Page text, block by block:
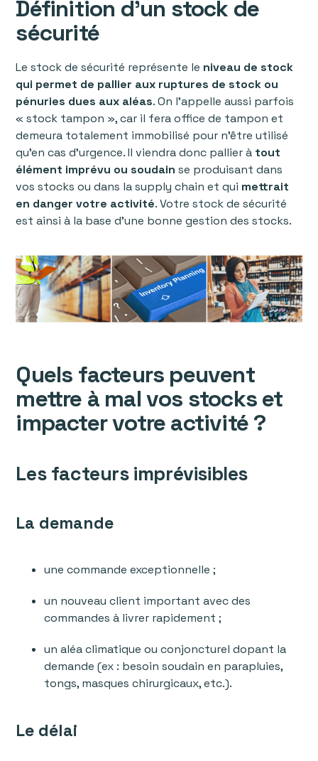
Définition d’un stock de
sécurité
Le stock de sécurité représente le niveau de stock
qui permet de pallier aux ruptures de stock ou
pénuries dues aux aléas. On l’appelle aussi parfois
« stock tampon », car il fera office de tampon et
demeura totalement immobilisé pour n’être utilisé
qu’en cas d’urgence. Il viendra donc pallier à tout
élément imprévu ou soudainse produisant dans
vos stocks ou dans la supply chain et qui mettrait
en danger votre activité. Votre stock de sécurité
est ainsi à la base d’une bonne gestion des stocks.
Quels facteurs peuvent
mettre à mal vos stocks et
impacter votre activité ?
Les facteurs imprévisibles
La demande
une commande exceptionnelle ;
un nouveau client important avec des
commandes à livrer rapidement ;
un aléa climatique ou conjoncturel dopant la
demande (ex : besoin soudain en parapluies,
tongs, masques chirurgicaux, etc.).
Le délai